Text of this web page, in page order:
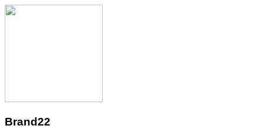
Brand22